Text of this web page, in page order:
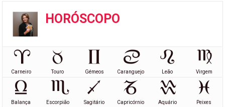
HORÓSCOPO
Carneiro Touro Gémeos Caranguejo Leão Virgem
Balança Escorpião Sagitário Capricórnio Aquário Peixes